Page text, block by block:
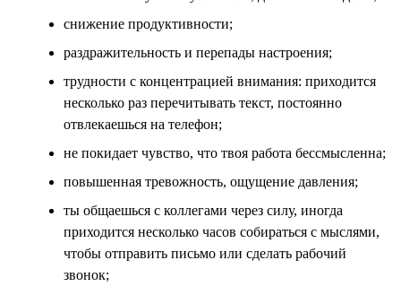
снижение продуктивности;
раздражительность и перепады настроения;
трудности с концентрацией внимания: приходится
несколько раз перечитывать текст, постоянно
отвлекаешься на телефон;
не покидает чувство, что твоя работа бессмысленна;
повышенная тревожность, ощущение давления;
ты общаешься с коллегами через силу, иногда
приходится несколько часов собираться с мыслями,
чтобы отправить письмо или сделать рабочий
звонок;